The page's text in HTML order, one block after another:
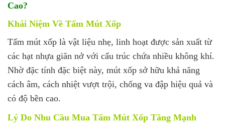
Cao?
Khái Niệm Về Tấm Mút Xốp
Tấm mút xốp là vật liệu nhẹ, linh hoạt được sản xuất từ
các hạt nhựa giãn nở với cấu trúc chứa nhiều không khí.
Nhờ đặc tính đặc biệt này, mút xốp sở hữu khả năng
cách âm, cách nhiệt vượt trội, chống va đập hiệu quả và
có độ bền cao.
Lý Do Nhu Cầu Mua Tấm Mút Xốp Tăng Mạnh